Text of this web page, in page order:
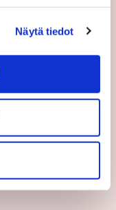
Näytä tiedot